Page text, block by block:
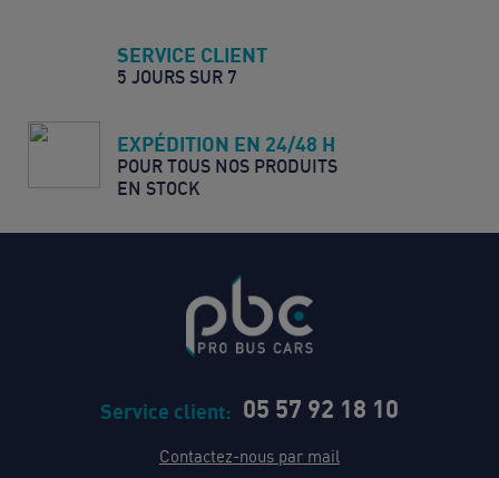
SERVICE CLIENT
5 JOURS SUR 7
EXPÉDITION EN 24/48 H
POUR TOUS NOS PRODUITS
EN STOCK
Service client: 05 57 92 18 10
Contactez-nous par mail